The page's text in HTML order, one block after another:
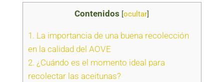
Contenidos [ocultar]
1. La importancia de una buena recolección
en la calidad del AOVE
2. ¿Cuándo es el momento ideal para
recolectar las aceitunas?